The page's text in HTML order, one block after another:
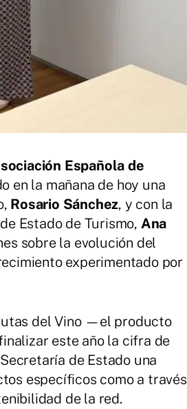
Española de
en la mañana de hoy una
Rosario Sánchez, y con la
Estado de Turismo, Ana
sobre la evolución del
experimentado por
del Vino —el producto
este año la cifra de
de Estado una
específicos como a través
de la red.